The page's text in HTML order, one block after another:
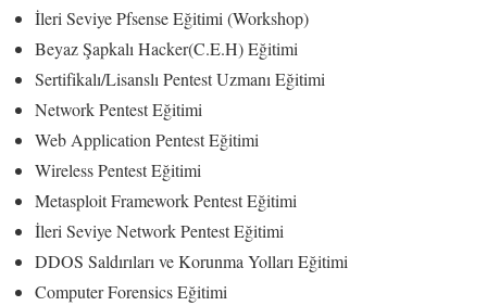
İleri Seviye Pfsense Eğitimi (Workshop)
Beyaz Şapkalı Hacker(C.E.H) Eğitimi
Sertifikalı/Lisanslı Pentest Uzmanı Eğitimi
Network Pentest Eğitimi
Web Application Pentest Eğitimi
Wireless Pentest Eğitimi
Metasploit Framework Pentest Eğitimi
İleri Seviye Network Pentest Eğitimi
DDOS Saldırıları ve Korunma Yolları Eğitimi
Computer Forensics Eğitimi